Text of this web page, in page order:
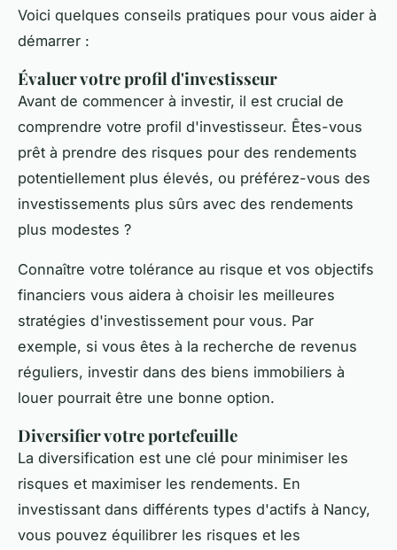
Voici quelques conseils pratiques pour vous aider à
démarrer :
Évaluer votre profil d'investisseur
Avant de commencer à investir, il est crucial de
comprendre votre profil d'investisseur. Êtes-vous
prêt à prendre des risques pour des rendements
potentiellement plus élevés, ou préférez-vous des
investissements plus sûrs avec des rendements
plus modestes ?
Connaître votre tolérance au risque et vos objectifs
financiers vous aidera à choisir les meilleures
stratégies d'investissement pour vous. Par
exemple, si vous êtes à la recherche de revenus
réguliers, investir dans des biens immobiliers à
louer pourrait être une bonne option.
Diversifier votre portefeuille
La diversification est une clé pour minimiser les
risques et maximiser les rendements. En
investissant dans différents types d'actifs à Nancy,
vous pouvez équilibrer les risques et les